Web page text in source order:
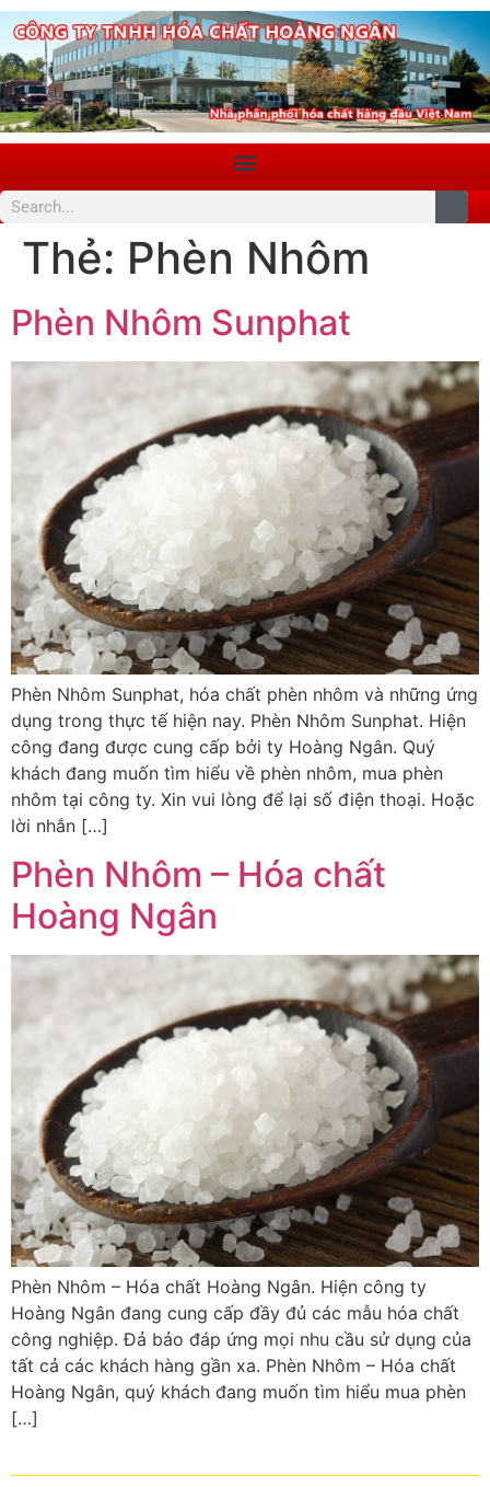
Thẻ: Phèn Nhôm
Phèn Nhôm Sunphat
Phèn Nhôm Sunphat, hóa chất phèn nhôm và những ứng
dụng trong thực tế hiện nay. Phèn Nhôm Sunphat. Hiện
công đang được cung cấp bởi ty Hoàng Ngân. Quý
khách đang muốn tìm hiểu về phèn nhôm, mua phèn
nhôm tại công ty. Xin vui lòng để lại số điện thoại. Hoặc
lời nhắn […]
Phèn Nhôm – Hóa chất
Hoàng Ngân
Phèn Nhôm – Hóa chất Hoàng Ngân. Hiện công ty
Hoàng Ngân đang cung cấp đầy đủ các mẫu hóa chất
công nghiệp. Đả bảo đáp ứng mọi nhu cầu sử dụng của
tất cả các khách hàng gần xa. Phèn Nhôm – Hóa chất
Hoàng Ngân, quý khách đang muốn tìm hiểu mua phèn
[…]